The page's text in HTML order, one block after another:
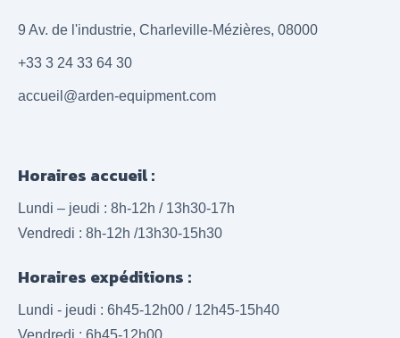
9 Av. de l'industrie, Charleville-Mézières, 08000
+33 3 24 33 64 30
accueil@arden-equipment.com
Horaires accueil :
Lundi – jeudi : 8h-12h / 13h30-17h
Vendredi : 8h-12h /13h30-15h30
Horaires expéditions :
Lundi - jeudi : 6h45-12h00 / 12h45-15h40